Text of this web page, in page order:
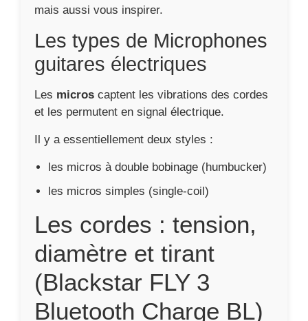
mais aussi vous inspirer.
Les types de Microphones
guitares électriques
Les micros captent les vibrations des cordes
et les permutent en signal électrique.
Il y a essentiellement deux styles :
les micros à double bobinage (humbucker)
les micros simples (single-coil)
Les cordes : tension,
diamètre et tirant
(Blackstar FLY 3
Bluetooth Charge BL)